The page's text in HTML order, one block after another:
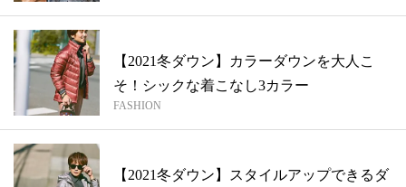
【2021冬ダウン】カラーダウンを大人こ
そ！シックな着こなし3カラー
FASHION
【2021冬ダウン】スタイルアップできるダ